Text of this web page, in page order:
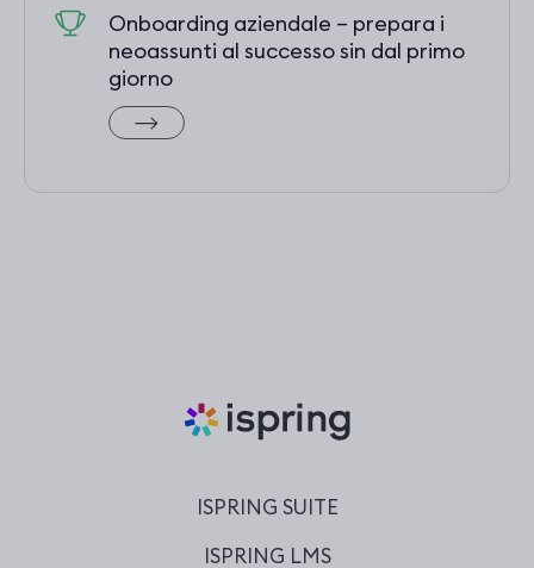
Onboarding aziendale – prepara i
neoassunti al successo sin dal primo
giorno
ISPRING SUITE
ISPRING LMS